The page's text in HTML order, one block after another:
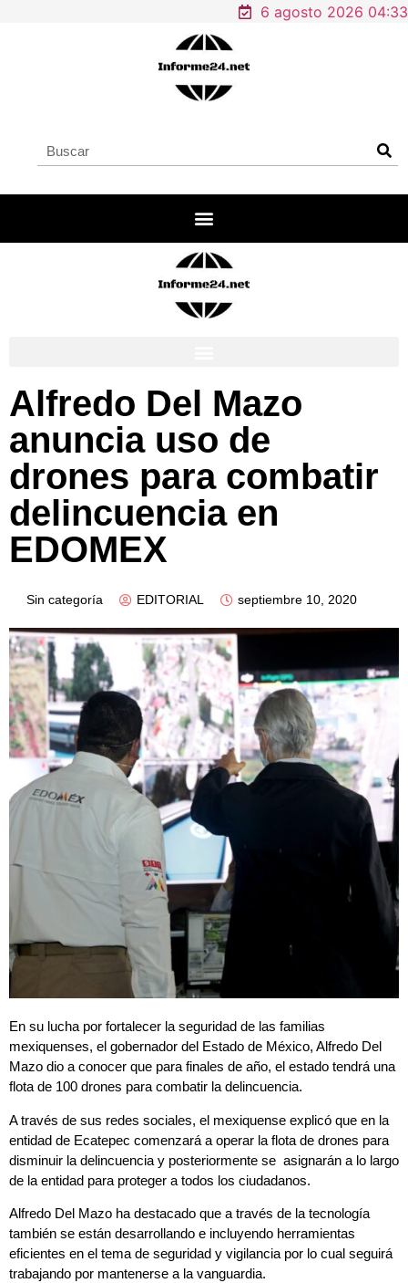
6 agosto 2026 04:33
Alfredo Del Mazo
anuncia uso de
drones para combatir
delincuencia en
EDOMEX
Sin categoría EDITORIAL septiembre 10, 2020
En su lucha por fortalecer la seguridad de las familias
mexiquenses, el gobernador del Estado de México, Alfredo Del
Mazo dio a conocer que para finales de año, el estado tendrá una
flota de 100 drones para combatir la delincuencia.
A través de sus redes sociales, el mexiquense explicó que en la
entidad de Ecatepec comenzará a operar la flota de drones para
disminuir la delincuencia y posteriormente se asignarán a lo largo
de la entidad para proteger a todos los ciudadanos.
Alfredo Del Mazo ha destacado que a través de la tecnología
también se están desarrollando e incluyendo herramientas
eficientes en el tema de seguridad y vigilancia por lo cual seguirá
trabajando por mantenerse a la vanguardia.